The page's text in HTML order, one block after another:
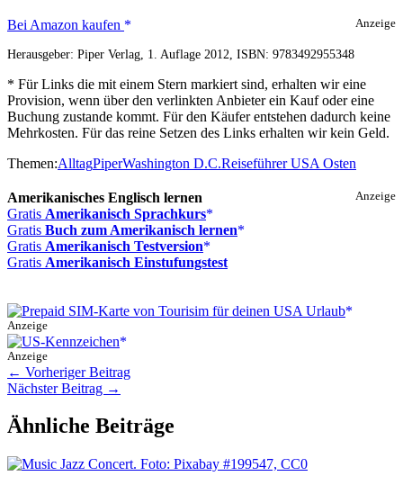
Anzeige
Gebrauchsanweisung
Washington
Bei Amazon kaufen
Herausgeber: Piper Verlag, 1. Auflage 2012, ISBN: 9783492955348
* Für Links die mit einem Stern markiert sind, erhalten wir eine
Provision, wenn über den verlinkten Anbieter ein Kauf oder eine
Buchung zustande kommt. Für den Käufer entstehen dadurch keine
Mehrkosten. Für das reine Setzen des Links erhalten wir kein Geld.
Themen:AlltagPiperWashington D.C.Reiseführer USA Osten
Anzeige
Amerikanisches Englisch lernen
Gratis Amerikanisch Sprachkurs
Gratis Buch zum Amerikanisch lernen
Gratis Amerikanisch Testversion
Gratis Amerikanisch Einstufungstest
Anzeige
Anzeige
← Vorheriger Beitrag
Nächster Beitrag →
Ähnliche Beiträge